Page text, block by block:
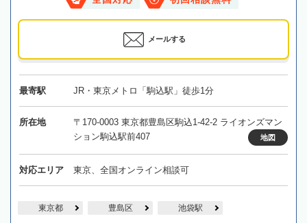
メールする
最寄駅 JR・東京メトロ「駒込駅」徒歩1分
所在地
〒170-0003 東京都豊島区駒込1-42-2 ライオンズマン
ション駒込駅前407
地図
対応エリア 東京、全国オンライン相談可
東京都 豊島区 池袋駅